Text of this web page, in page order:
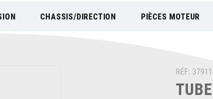
CHASSIS/DIRECTION PIÈCES MOTEUR
RÉF: